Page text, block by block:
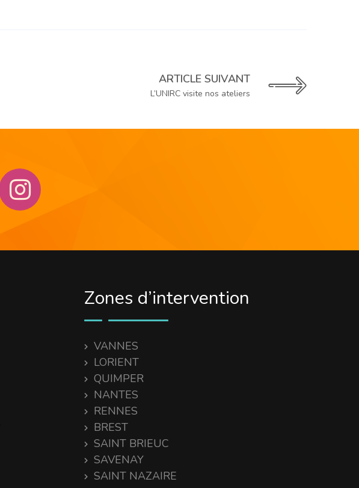
ARTICLE SUIVANT
L’UNIRC visite nos ateliers
Zones d’intervention
VANNES
LORIENT
QUIMPER
NANTES
RENNES
BREST
SAINT BRIEUC
SAVENAY
SAINT NAZAIRE